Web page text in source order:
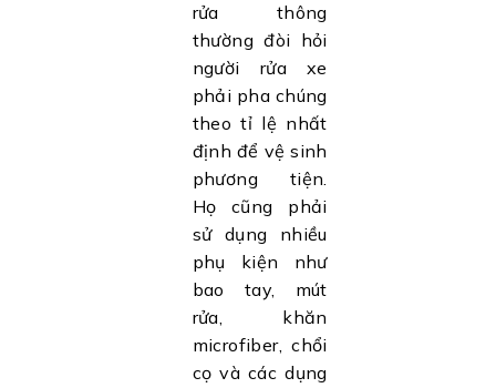
rửa thông
thường đòi hỏi
người rửa xe
phải pha chúng
theo tỉ lệ nhất
định để vệ sinh
phương tiện.
Họ cũng phải
sử dụng nhiều
phụ kiện như
bao tay, mút
rửa, khăn
microfiber, chổi
cọ và các dụng